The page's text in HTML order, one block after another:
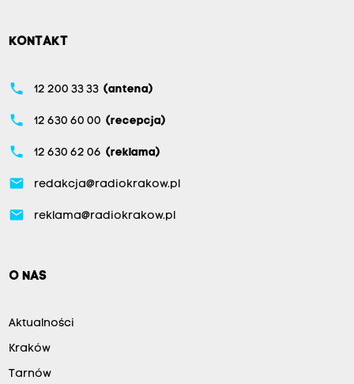
KONTAKT
phone 12 200 33 33 (antena)
phone 12 630 60 00 (recepcja)
phone 12 630 62 06 (reklama)
email redakcja@radiokrakow.pl
email reklama@radiokrakow.pl
O NAS
Aktualności
Kraków
Tarnów